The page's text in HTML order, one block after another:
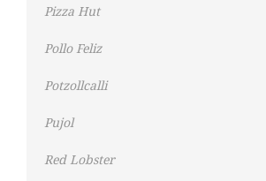
Pizza Hut
Pollo Feliz
Potzollcalli
Pujol
Red Lobster